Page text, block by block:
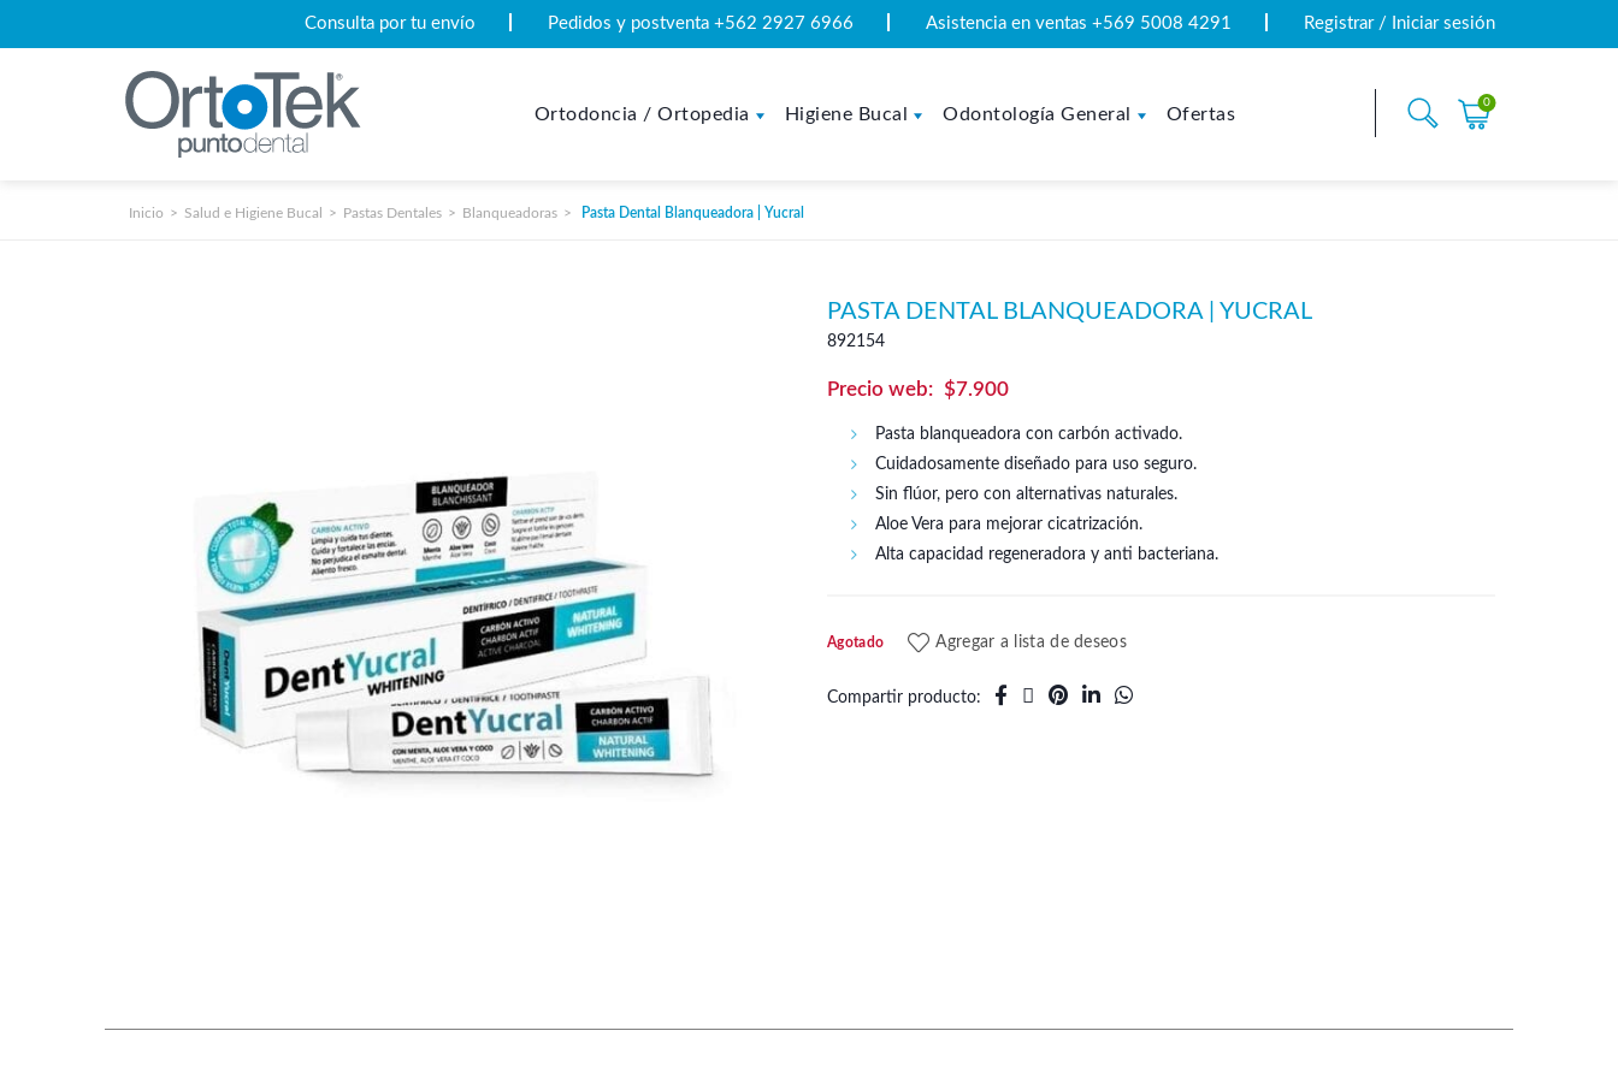
Consulta por tu envío Pedidos y postventa +562 2927 6966 Asistencia en ventas +569 5008 4291 Registrar / Iniciar sesión
Ortodoncia / Ortopedia Higiene Bucal Odontología General Ofertas
0
Inicio Salud e Higiene Bucal Pastas Dentales Blanqueadoras Pasta Dental Blanqueadora | Yucral
PASTA DENTAL BLANQUEADORA | YUCRAL
892154
$7.900
Pasta blanqueadora con carbón activado.
Cuidadosamente diseñado para uso seguro.
Sin flúor, pero con alternativas naturales.
Aloe Vera para mejorar cicatrización.
Alta capacidad regeneradora y anti bacteriana.
Agotado Agregar a lista de deseos
Compartir producto